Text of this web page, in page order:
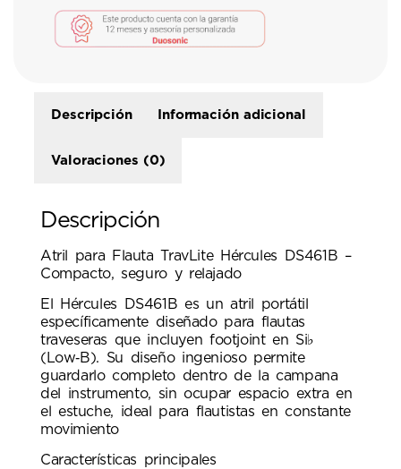
Descripción Información adicional
Valoraciones (0)
Descripción
Atril para Flauta TravLite Hércules DS461B –
Compacto, seguro y relajado
El Hércules DS461B es un atril portátil
específicamente diseñado para flautas
traveseras que incluyen footjoint en Si♭
(Low‑B). Su diseño ingenioso permite
guardarlo completo dentro de la campana
del instrumento, sin ocupar espacio extra en
el estuche, ideal para flautistas en constante
movimiento
Características principales